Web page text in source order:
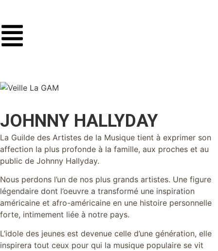
JOHNNY HALLYDAY
La Guilde des Artistes de la Musique tient à exprimer son
affection la plus profonde à la famille, aux proches et au
public de Johnny Hallyday.
Nous perdons l’un de nos plus grands artistes. Une figure
légendaire dont l’oeuvre a transformé une inspiration
américaine et afro-américaine en une histoire personnelle
forte, intimement liée à notre pays.
L’idole des jeunes est devenue celle d’une génération, elle
inspirera tout ceux pour qui la musique populaire se vit